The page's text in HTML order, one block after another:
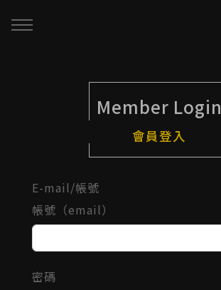
品牌故事
執行實績
課程 & 活動
小型人力提升計畫申請
大型人力提升計畫申請
止)
Member Login
會員登入
E-mail/帳號
帳號（email）
密碼